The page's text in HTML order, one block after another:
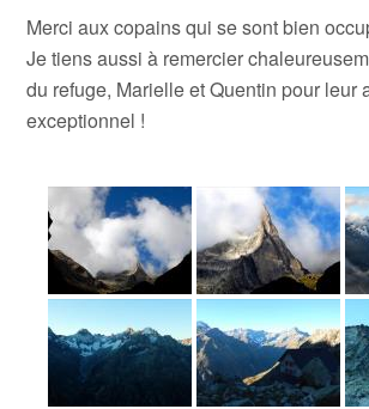
Merci aux copains qui se sont bien
Je tiens aussi à remercier
du refuge, Marielle et Quentin pour leur
exceptionnel !